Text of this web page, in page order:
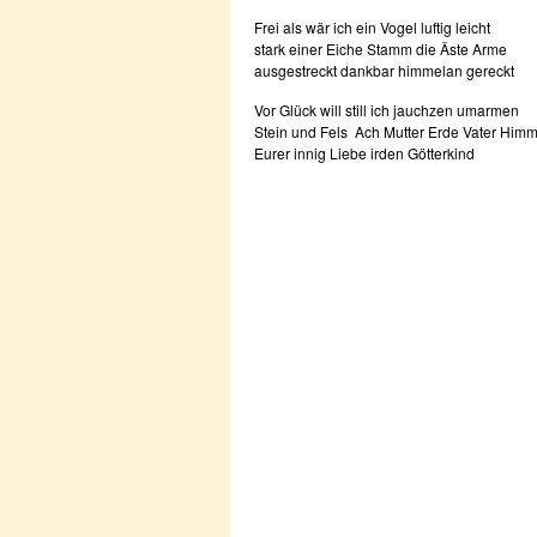
Frei als wär ich ein Vogel luftig leicht
stark einer Eiche Stamm die Äste Arme
ausgestreckt dankbar himmelan gereckt
Vor Glück will still ich jauchzen umarmen
Stein und Fels Ach Mutter Erde Vater
Eurer innig Liebe irden Götterkind